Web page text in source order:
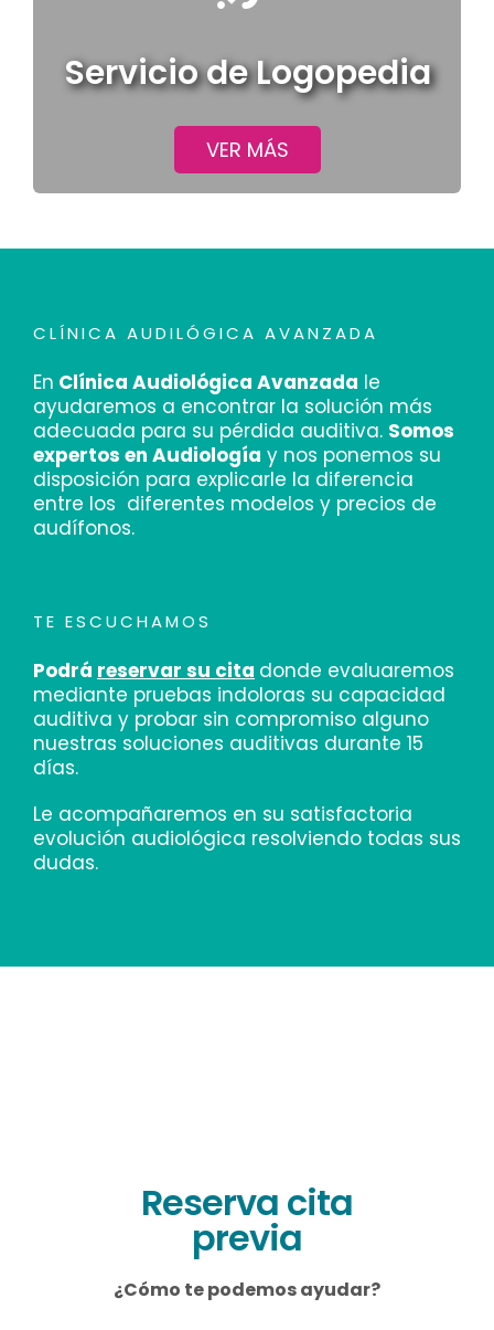
Servicio de Logopedia
VER MÁS
CLÍNICA AUDILÓGICA AVANZADA
En Clínica Audiológica Avanzada le
ayudaremos a encontrar la solución más
adecuada para su pérdida auditiva. Somos
expertos en Audiología y nos ponemos su
disposición para explicarle la diferencia
entre los diferentes modelos y precios de
audífonos.
TE ESCUCHAMOS
Podrá reservar su cita donde evaluaremos
mediante pruebas indoloras su capacidad
auditiva y probar sin compromiso alguno
nuestras soluciones auditivas durante 15
días.
Le acompañaremos en su satisfactoria
evolución audiológica resolviendo todas sus
dudas.
Reserva cita
previa
¿Cómo te podemos ayudar?